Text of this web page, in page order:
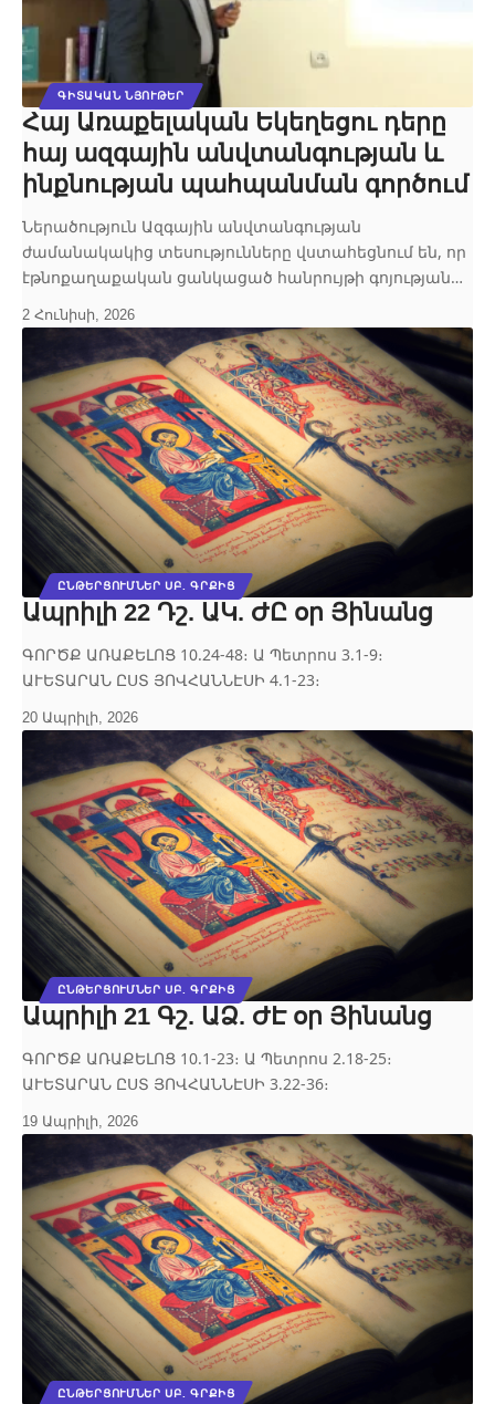
ԳԻՏԱԿԱՆ ՆՅՈՒԹԵՐ
Հայ Առաքելական Եկեղեցու դերը
հայ ազգային անվտանգության և
ինքնության պահպանման գործում
Ներածություն Ազգային անվտանգության
ժամանակակից տեսությունները վստահեցնում են, որ
էթնոքաղաքական ցանկացած հանրույթի գոյության…
2 Հունիսի, 2026
ԸՆԹԵՐՑՈՒՄՆԵՐ ՍԲ. ԳՐՔԻՑ
Ապրիլի 22 Դշ. ԱԿ. ԺԸ օր Յինանց
ԳՈՐԾՔ ԱՌԱՔԵԼՈՑ 10.24‐48։ Ա Պետրոս 3.1‐9։
ԱՒԵՏԱՐԱՆ ԸՍՏ ՅՈՎՀԱՆՆԷՍԻ 4.1‐23։
20 Ապրիլի, 2026
ԸՆԹԵՐՑՈՒՄՆԵՐ ՍԲ. ԳՐՔԻՑ
Ապրիլի 21 Գշ. ԱՁ. ԺԷ օր Յինանց
ԳՈՐԾՔ ԱՌԱՔԵԼՈՑ 10.1‐23։ Ա Պետրոս 2.18‐25։
ԱՒԵՏԱՐԱՆ ԸՍՏ ՅՈՎՀԱՆՆԷՍԻ 3.22‐36։
19 Ապրիլի, 2026
ԸՆԹԵՐՑՈՒՄՆԵՐ ՍԲ. ԳՐՔԻՑ